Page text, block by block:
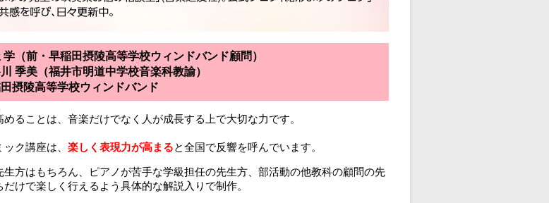
（前・早稲田摂陵高等学校ウィンドバンド顧問）
季美（福井市明道中学校音楽科教諭）
摂陵高等学校ウィンドバンド
ることは、音楽だけでなく人が成長する上で大切な力です。
ク講座は、 楽しく表現力が高まると全国で反響を呼んでいます。
生方はもちろん、ピアノが苦手な学級担任の先生方、部活動の他教科の顧問の先
けで楽しく行えるよう具体的な解説入りで制作。